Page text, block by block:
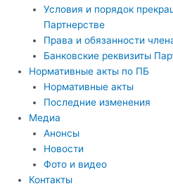
Условия и порядок
Партнерстве
Права и обязанности
Банковские реквизиты
Нормативные акты по ПБ
Нормативные акты
Последние изменения
Медиа
Анонсы
Новости
Фото и видео
Контакты